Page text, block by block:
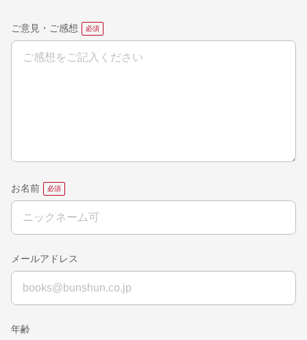
ご意見・ご感想
お名前
メールアドレス
年齢